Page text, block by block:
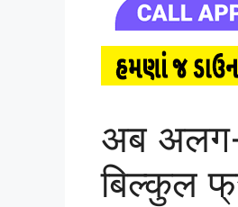
अब
बिल्कुल